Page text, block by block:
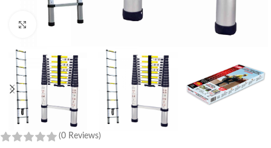
Klik om te vergroten
(0 Reviews)